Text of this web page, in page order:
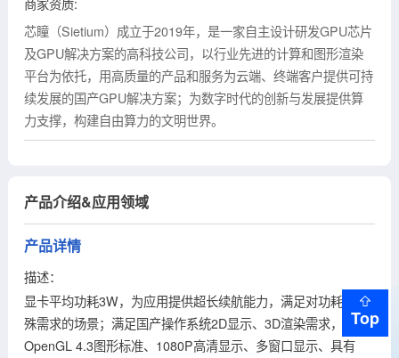
商家资质:
芯瞳（Sietium）成立于2019年，是一家自主设计研发GPU芯片
及GPU解决方案的高科技公司，以行业先进的计算和图形渲染
平台为依托，用高质量的产品和服务为云端、终端客户提供可持
续发展的国产GPU解决方案；为数字时代的创新与发展提供算
力支撑，构建自由算力的文明世界。
产品介绍&应用领域
产品详情
描述：
显卡平均功耗3W，为应用提供超长续航能力，满足对功耗有特
殊需求的场景；满足国产操作系统2D显示、3D渲染需求，支持
OpenGL 4.3图形标准、1080P高清显示、多窗口显示、具有
Top